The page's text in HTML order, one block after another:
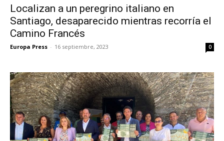
Localizan a un peregrino italiano en
Santiago, desaparecido mientras recorría el
Camino Francés
Europa Press - 16 septiembre, 2023 0